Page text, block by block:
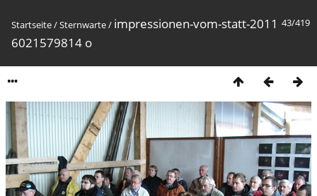
43/419
Startseite/Sternwarte/ impressionen-vom-statt-2011
6021579814 o